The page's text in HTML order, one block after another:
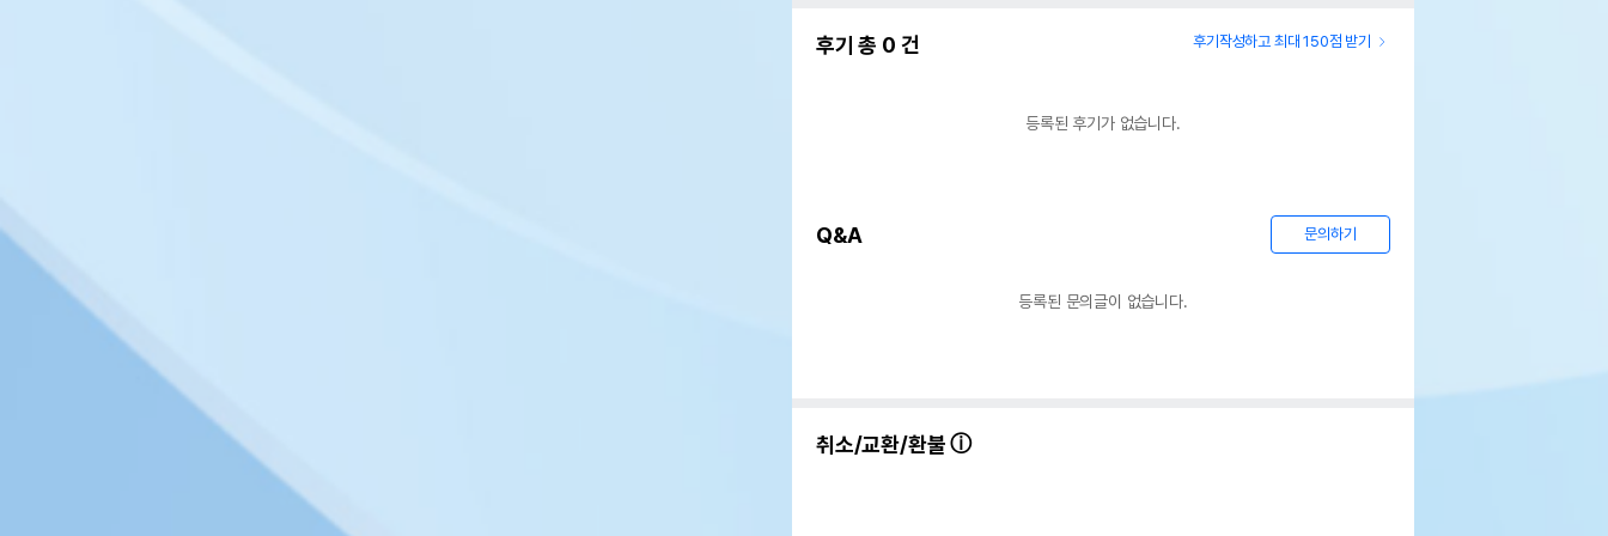
후기 총 0 건 후기작성하고 최대 150점 받기
등록된 후기가 없습니다.
Q&A 문의하기
등록된 문의글이 없습니다.
취소/교환/환불